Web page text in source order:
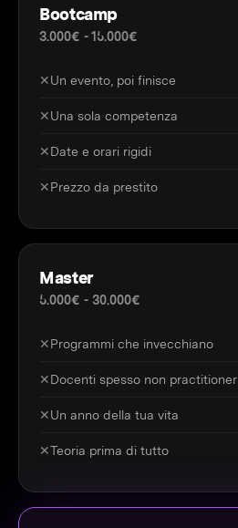
Bootcamp
3.000€ - 15.000€
✕Un evento, poi finisce
✕Una sola competenza
✕Date e orari rigidi
✕Prezzo da prestito
Master
5.000€ - 30.000€
✕Programmi che invecchiano
✕Docenti spesso non practitioner
✕Un anno della tua vita
✕Teoria prima di tutto